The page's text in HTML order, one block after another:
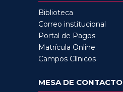
Biblioteca
Correo institucional
Portal de Pagos
Matrícula Online
Campos Clínicos
MESA DE CONTACTO